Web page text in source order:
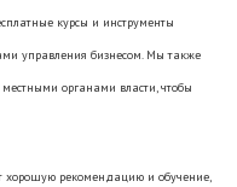
курсы и инструменты
управления бизнесом. Мы также
органами власти, чтобы
хорошую рекомендацию и обучение,